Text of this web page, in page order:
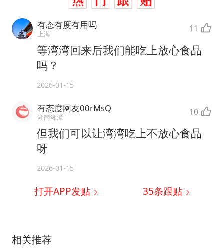
有态有度有用吗
上海 11
等湾湾回来后我们能吃上放心食品
吗？
2026-01-15
有态度网友00rMsQ
湖南湘潭 10
但我们可以让湾湾吃上不放心食品
呀
2026-01-15
打开APP发贴 35条跟贴
相关推荐